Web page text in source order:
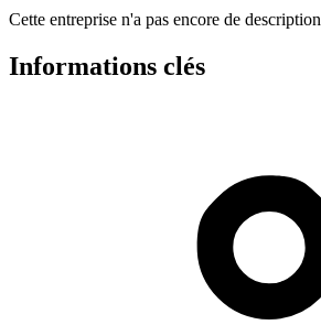
Cette entreprise n'a pas encore de description
Informations clés